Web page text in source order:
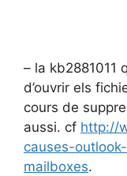
– la kb2881011
d’ouvrir els
cours de
aussi. cf http://
causes-
mailboxes.